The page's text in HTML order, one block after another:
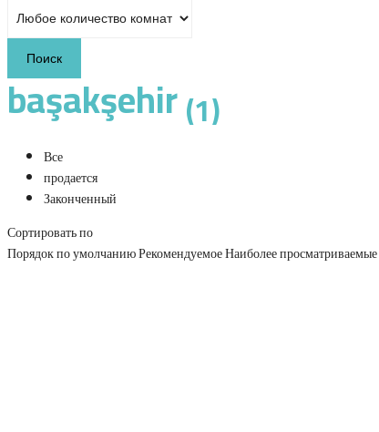
Поиск
başakşehir(1)
Все
продается
Законченный
Сортировать по
Порядок по умолчаниюРекомендуемоеНаиболее просматриваемые